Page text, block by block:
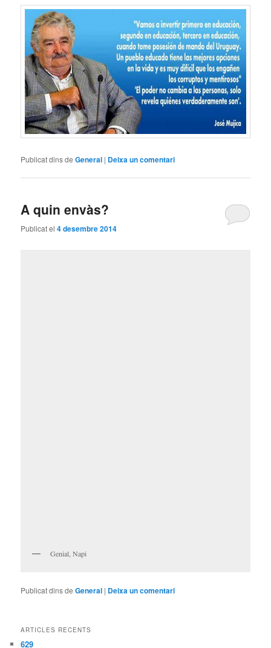
Publicat dins de General | Deixa un comentari
A quin envàs?
Publicat el4 desembre 2014
Genial, Napi
Publicat dins de General | Deixa un comentari
ARTICLES RECENTS
629